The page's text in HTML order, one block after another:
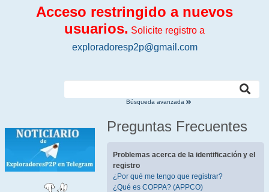
Acceso restringido a nuevos
usuarios. Solicite registro a
exploradoresp2p@gmail.com
Búsqueda avanzada
Preguntas Frecuentes
Problemas acerca de la identificación y el
registro
¿Por qué me tengo que registrar?
¿Qué es COPPA? (APPCO)